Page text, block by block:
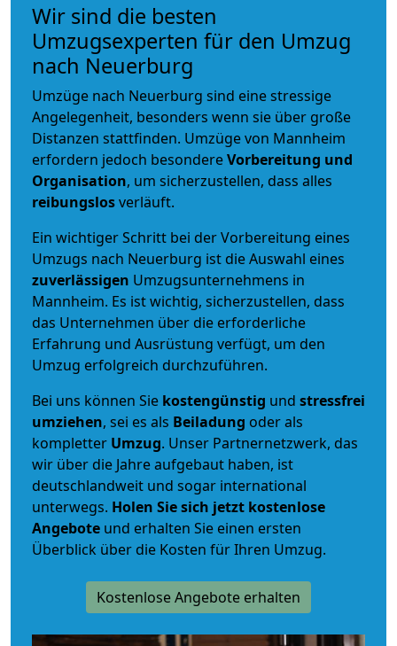
Wir sind die besten
Umzugsexperten für den Umzug
nach Neuerburg
Umzüge nach Neuerburg sind eine stressige
Angelegenheit, besonders wenn sie über große
Distanzen stattfinden. Umzüge von Mannheim
erfordern jedoch besondereVorbereitung und
Organisation, um sicherzustellen, dass alles
reibungslosverläuft.
Ein wichtiger Schritt bei der Vorbereitung eines
Umzugs nach Neuerburg ist die Auswahl eines
zuverlässigen Umzugsunternehmens in
Mannheim. Es ist wichtig, sicherzustellen, dass
das Unternehmen über die erforderliche
Erfahrung und Ausrüstung verfügt, um den
Umzug erfolgreich durchzuführen.
Bei uns können Sie kostengünstig und stressfrei
umziehen, sei es als Beiladung oder als
kompletter Umzug. Unser Partnernetzwerk, das
wir über die Jahre aufgebaut haben, ist
deutschlandweit und sogar international
unterwegs. Holen Sie sich jetzt kostenlose
Angebote und erhalten Sie einen ersten
Überblick über die Kosten für Ihren Umzug.
Kostenlose Angebote erhalten